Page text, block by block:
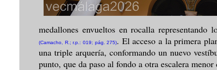
medallones envueltos en rocalla
(Camacho, R.; r.p.: 019; pág. 275). El acceso a la primera
una triple arquería, conformando un nuevo
punto, que da paso al fondo a otra escalera